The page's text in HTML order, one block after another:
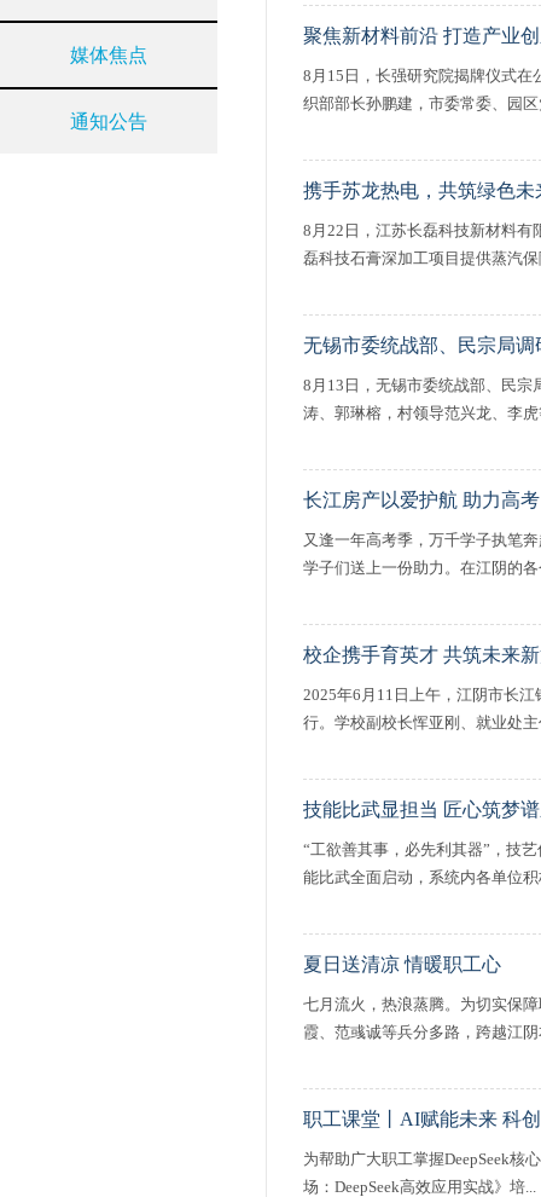
媒体焦点
通知公告
聚焦新材料前沿 打造产业
8月15日，长强研究院揭牌仪式
织部部长孙鹏建，市委常委、园
携手苏龙热电，共筑绿色
8月22日，江苏长磊科技新材料
磊科技石膏深加工项目提供蒸汽
无锡市委统战部、民宗局
8月13日，无锡市委统战部、民
涛、郭琳榕，村领导范兴龙、李
长江房产以爱护航 助力高考
又逢一年高考季，万千学子执笔
学子们送上一份助力。在江阴的
校企携手育英才 共筑未来
2025年6月11日上午，江阴市长
行。学校副校长恽亚刚、就业处
技能比武显担当 匠心筑梦
“工欲善其事，必先利其器”，技
能比武全面启动，系统内各单位
夏日送清凉 情暖职工心
七月流火，热浪蒸腾。为切实保
霞、范彧诚等兵分多路，跨越江
职工课堂丨AI赋能未来 科
为帮助广大职工掌握DeepSeek核
场：DeepSeek高效应用实战》培...